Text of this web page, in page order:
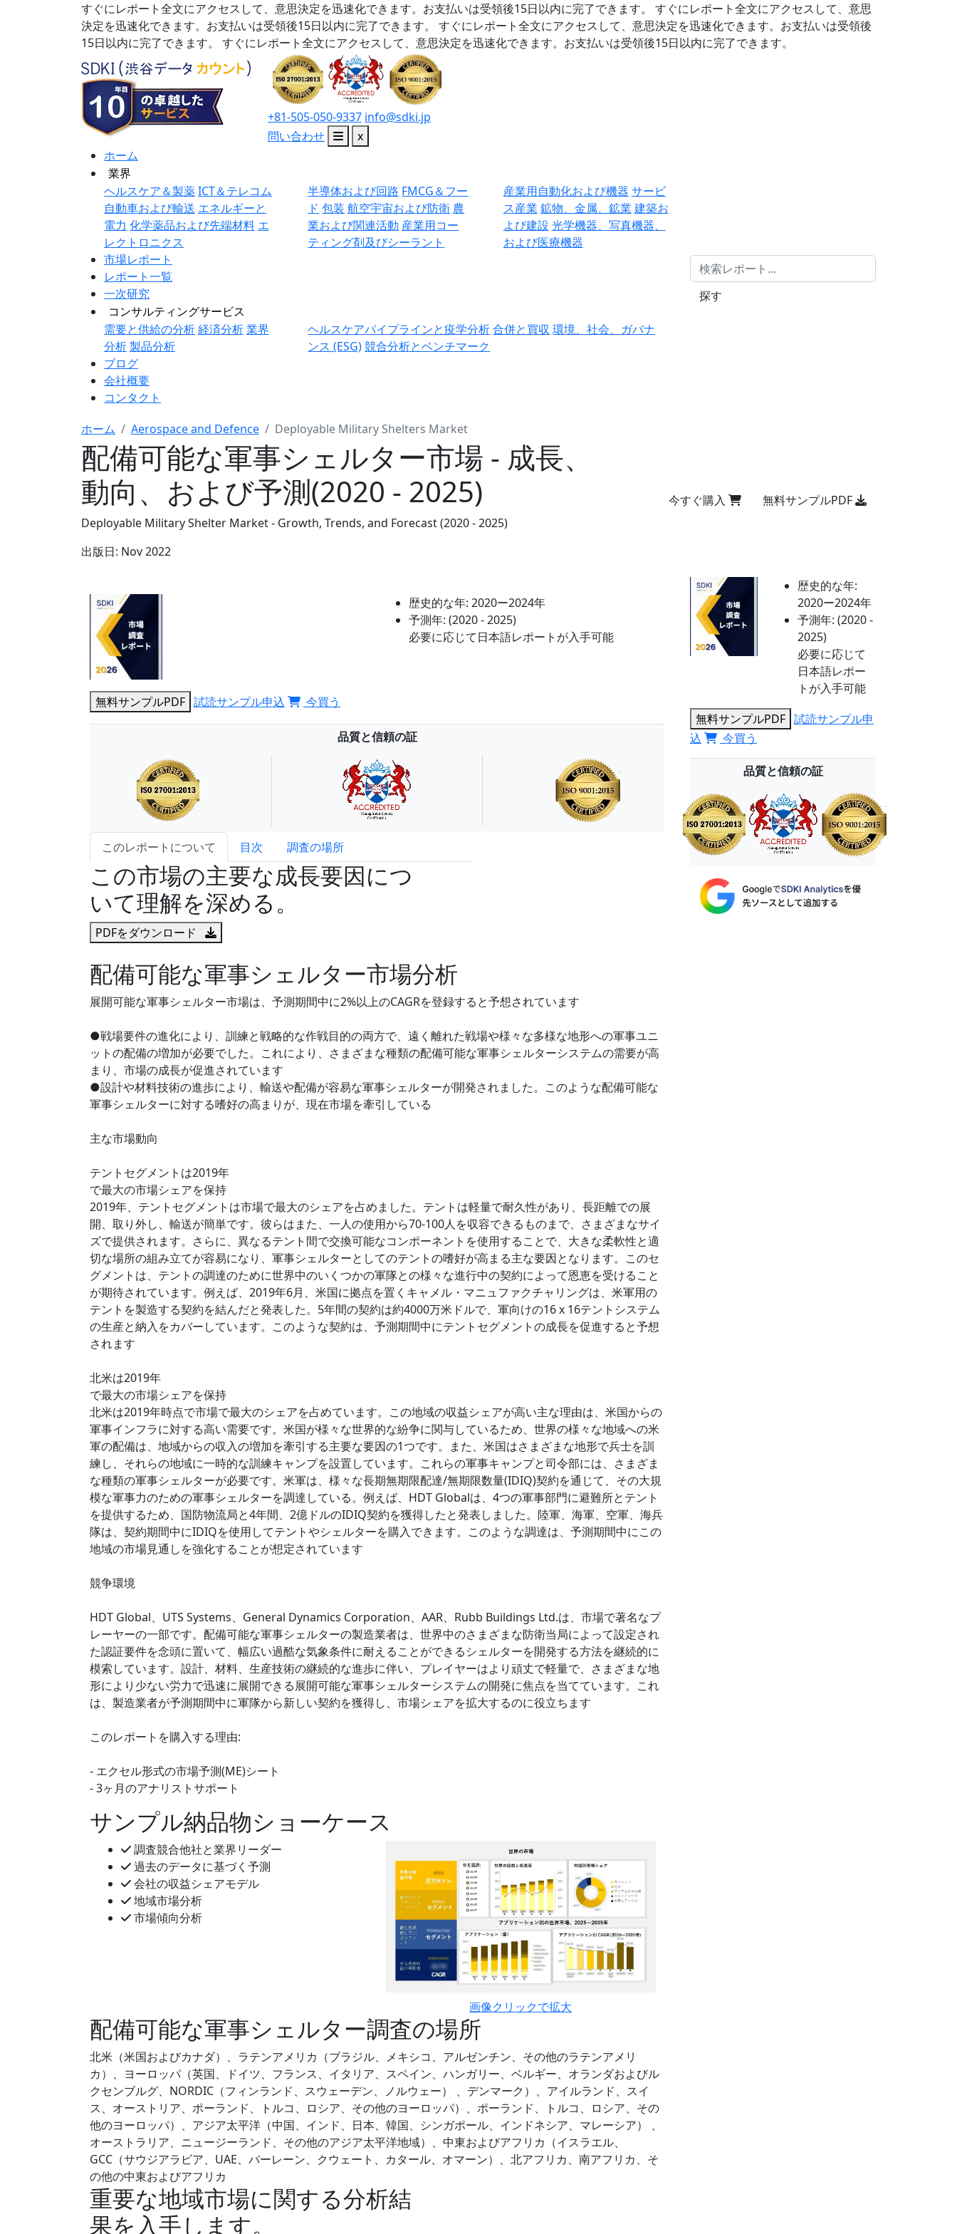
すぐにレポート全文にアクセスして、意思決定を迅速化できます。お支払いは受領後15日以内に完了できます。
すぐにレポート全文にアクセスして、意思
決定を迅速化できます。お支払いは受領後15日以内に完了できます。
すぐにレポート全文にアクセスして、意思決定を迅速化できます。お支払いは受領後
15日以内に完了できます。
すぐにレポート全文にアクセスして、意思決定を迅速化できます。お支払いは受領後15日以内に完了できます。
+81-505-050-9337 info@sdki.jp
問い合わせ
x
ホーム
業界
ヘルスケア＆製薬ICT＆テレコム
自動車および輸送 エネルギーと
電力 化学薬品および先端材料 エ
レクトロニクス
半導体および回路 FMCG＆フー
ド 包装 航空宇宙および防衛 農
業および関連活動 産業用コー
ティング剤及びシーラント
産業用自動化および機器 サービ
ス産業 鉱物、金属、鉱業 建築お
よび建設 光学機器、写真機器、
および医療機器
市場レポート
レポート一覧
一次研究
コンサルティングサービス
需要と供給の分析経済分析業界
分析製品分析
ヘルスケアパイプラインと疫学分析合併と買収 環境、社会、ガバナ
ンス (ESG)競合分析とベンチマーク
ブログ
会社概要
コンタクト
探す
ホーム Aerospace and Defence Deployable Military Shelters Market
配備可能な軍事シェルター市場 - 成長、
動向、および予測(2020 - 2025)
Deployable Military Shelter Market - Growth, Trends, and Forecast (2020 - 2025)
出版日: Nov 2022
今すぐ購入 無料サンプルPDF
歴史的な年: 2020ー2024年
予測年: (2020 - 2025)
必要に応じて日本語レポートが入手可能
無料サンプルPDF 試読サンプル申込 今買う
品質と信頼の証
このレポートについて 目次 調査の場所
この市場の主要な成長要因につ
いて理解を深める。
PDFをダウンロード
配備可能な軍事シェルター市場分析
展開可能な軍事シェルター市場は、予測期間中に2%以上のCAGRを登録すると予想されています
●戦場要件の進化により、訓練と戦略的な作戦目的の両方で、遠く離れた戦場や様々な多様な地形への軍事ユニ
ットの配備の増加が必要でした。これにより、さまざまな種類の配備可能な軍事シェルターシステムの需要が高
まり、市場の成長が促進されています
●設計や材料技術の進歩により、輸送や配備が容易な軍事シェルターが開発されました。このような配備可能な
軍事シェルターに対する嗜好の高まりが、現在市場を牽引している
主な市場動向
テントセグメントは2019年
で最大の市場シェアを保持
2019年、テントセグメントは市場で最大のシェアを占めました。テントは軽量で耐久性があり、長距離での展
開、取り外し、輸送が簡単です。彼らはまた、一人の使用から70-100人を収容できるものまで、さまざまなサイ
ズで提供されます。さらに、異なるテント間で交換可能なコンポーネントを使用することで、大きな柔軟性と適
切な場所の組み立てが容易になり、軍事シェルターとしてのテントの嗜好が高まる主な要因となります。このセ
グメントは、テントの調達のために世界中のいくつかの軍隊との様々な進行中の契約によって恩恵を受けること
が期待されています。例えば、2019年6月、米国に拠点を置くキャメル・マニュファクチャリングは、米軍用の
テントを製造する契約を結んだと発表した。5年間の契約は約4000万米ドルで、軍向けの16 x 16テントシステム
の生産と納入をカバーしています。このような契約は、予測期間中にテントセグメントの成長を促進すると予想
されます
北米は2019年
で最大の市場シェアを保持
北米は2019年時点で市場で最大のシェアを占めています。この地域の収益シェアが高い主な理由は、米国からの
軍事インフラに対する高い需要です。米国が様々な世界的な紛争に関与しているため、世界の様々な地域への米
軍の配備は、地域からの収入の増加を牽引する主要な要因の1つです。また、米国はさまざまな地形で兵士を訓
練し、それらの地域に一時的な訓練キャンプを設置しています。これらの軍事キャンプと司令部には、さまざま
な種類の軍事シェルターが必要です。米軍は、様々な長期無期限配達/無期限数量(IDIQ)契約を通じて、その大規
模な軍事力のための軍事シェルターを調達している。例えば、HDT Globalは、4つの軍事部門に避難所とテント
を提供するため、国防物流局と4年間、2億ドルのIDIQ契約を獲得したと発表しました。陸軍、海軍、空軍、海兵
隊は、契約期間中にIDIQを使用してテントやシェルターを購入できます。このような調達は、予測期間中にこの
地域の市場見通しを強化することが想定されています
競争環境
HDT Global、UTS Systems、General Dynamics Corporation、AAR、Rubb Buildings Ltd.は、市場で著名なプ
レーヤーの一部です。配備可能な軍事シェルターの製造業者は、世界中のさまざまな防衛当局によって設定され
た認証要件を念頭に置いて、幅広い過酷な気象条件に耐えることができるシェルターを開発する方法を継続的に
模索しています。設計、材料、生産技術の継続的な進歩に伴い、プレイヤーはより頑丈で軽量で、さまざまな地
形により少ない労力で迅速に展開できる展開可能な軍事シェルターシステムの開発に焦点を当てています。これ
は、製造業者が予測期間中に軍隊から新しい契約を獲得し、市場シェアを拡大するのに役立ちます
このレポートを購入する理由:
- エクセル形式の市場予測(ME)シート
- 3ヶ月のアナリストサポート
サンプル納品物ショーケース
調査競合他社と業界リーダー
過去のデータに基づく予測
会社の収益シェアモデル
地域市場分析
市場傾向分析
画像クリックで拡大
配備可能な軍事シェルター調査の場所
北米（米国およびカナダ）、ラテンアメリカ（ブラジル、メキシコ、アルゼンチン、その他のラテンアメリ
カ）、ヨーロッパ（英国、ドイツ、フランス、イタリア、スペイン、ハンガリー、ベルギー、オランダおよびル
クセンブルグ、NORDIC（フィンランド、スウェーデン、ノルウェー） 、デンマーク）、アイルランド、スイ
ス、オーストリア、ポーランド、トルコ、ロシア、その他のヨーロッパ）、ポーランド、トルコ、ロシア、その
他のヨーロッパ）、アジア太平洋（中国、インド、日本、韓国、シンガポール、インドネシア、マレーシア） 、
オーストラリア、ニュージーランド、その他のアジア太平洋地域）、中東およびアフリカ（イスラエル、
GCC（サウジアラビア、UAE、バーレーン、クウェート、カタール、オマーン）、北アフリカ、南アフリカ、そ
の他の中東およびアフリカ
重要な地域市場に関する分析結
果を入手します。
歴史的な年:
2020ー2024年
予測年: (2020 -
2025)
必要に応じて
日本語レポー
トが入手可能
無料サンプルPDF 試読サンプル申
込
今買う
品質と信頼の証